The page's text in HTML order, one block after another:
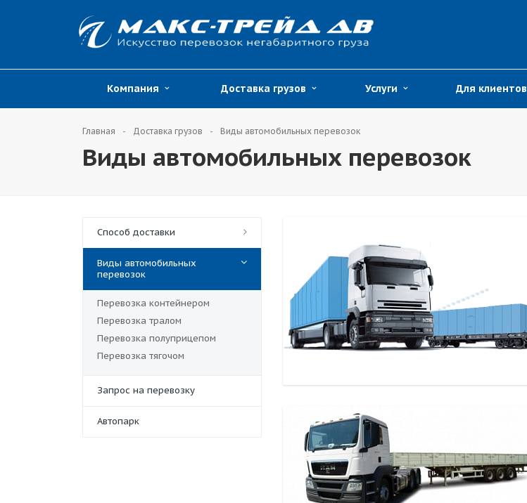
Компания Доставка грузов Услуги Для клиентов
Главная Доставка грузов Виды автомобильных перевозок
Виды автомобильных перевозок
Способ доставки
Виды автомобильных
перевозок
Перевозка контейнером
Перевозка тралом
Перевозка полуприцепом
Перевозка тягочом
Запрос на перевозку
Автопарк